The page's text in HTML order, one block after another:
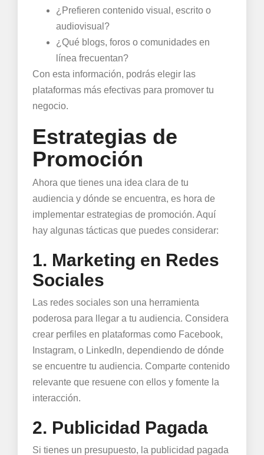
¿Prefieren contenido visual, escrito o
audiovisual?
¿Qué blogs, foros o comunidades en
línea frecuentan?
Con esta información, podrás elegir las
plataformas más efectivas para promover tu
negocio.
Estrategias de
Promoción
Ahora que tienes una idea clara de tu
audiencia y dónde se encuentra, es hora de
implementar estrategias de promoción. Aquí
hay algunas tácticas que puedes considerar:
1. Marketing en Redes
Sociales
Las redes sociales son una herramienta
poderosa para llegar a tu audiencia. Considera
crear perfiles en plataformas como Facebook,
Instagram, o LinkedIn, dependiendo de dónde
se encuentre tu audiencia. Comparte contenido
relevante que resuene con ellos y fomente la
interacción.
2. Publicidad Pagada
Si tienes un presupuesto, la publicidad pagada